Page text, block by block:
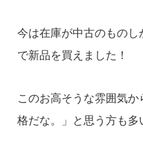
今は在庫が中古のものし
で新品を買えました！
このお高そうな雰囲気
格だな。」と思う方も多